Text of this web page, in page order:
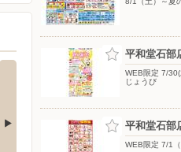
り寄せ大
8/1（土）〜夏のわくわく大作戦
平和堂石部
WEB限定 7/30(
じょうび
平和堂石部
WEB限定 7/1